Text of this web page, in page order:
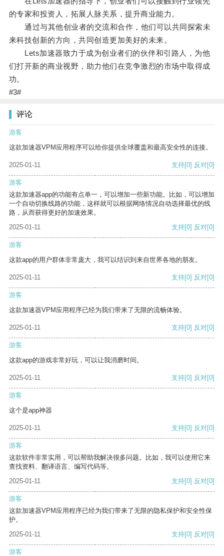
的专家和投资人，拓展人脉关系，提升商业能力。
通过与其他创业者的交流和合作，他们可以共同探索未
来科技创新的方向，共同创造更加美好的未来。
Lets加速器致力于成为创业者们的伙伴和引路人，为他
们打开新的商业视野，助力他们在竞争激烈的市场中取得成
功。
#3#
评论
游客
这款加速器VPM应用程序可以给你提供全球覆盖和最高安全性的连接。
2025-01-11 支持[0] 反对[0]
游客
这款加速器app的功能有点单一，可以增加一些新功能。比如，可以增加
一个自动切换线路的功能，这样就可以根据网络情况自动选择最优的线
路，从而获得更好的加速效果。
2025-01-11
支持[0] 反对[0]
游客
这款app的用户群体非常庞大，我可以结识到来自世界各地的朋友。
2025-01-11 支持[0] 反对[0]
游客
这款加速器VPM应用程序已经为我们带来了无限的流畅体验。
2025-01-11 支持[0] 反对[0]
游客
这款app的游戏非常好玩，可以让我消磨时间。
2025-01-11 支持[0] 反对[0]
游客
这个是app神器
2025-01-11 支持[0] 反对[0]
游客
这款软件非常实用，可以帮助我解决很多问题。比如，我可以使用它来
查找资料、翻译语言、编写代码等。
2025-01-11
支持[0] 反对[0]
游客
这款加速器VPM应用程序已经为我们带来了无限的隐私保护和安全性保
护。
2025-01-11
支持[0] 反对[0]
游客